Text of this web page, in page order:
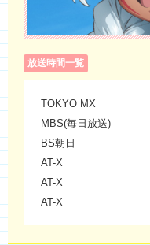
放送時間一覧
TOKYO MX
MBS(毎日放送)
BS朝日
AT-X
AT-X
AT-X